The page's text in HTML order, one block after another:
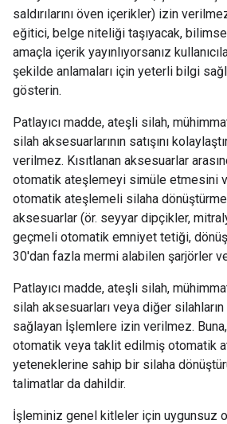
saldırılarını öven içerikler) izin
eğitici, belge niteliği taşıyacak,
amaçla içerik yayınlıyorsanız
şekilde anlamaları için yeterli bilgi
gösterin.
Patlayıcı madde, ateşli silah,
silah aksesuarlarının satışını
verilmez. Kısıtlanan aksesuarlar
otomatik ateşlemeyi simüle etmesini
otomatik ateşlemeli silaha
aksesuarlar (ör. seyyar dipçikler,
geçmeli otomatik emniyet tetiği,
30'dan fazla mermi alabilen şarjörler
Patlayıcı madde, ateşli silah,
silah aksesuarları veya diğer
sağlayan İşlemlere izin verilmez.
otomatik veya taklit edilmiş otomatik
yeteneklerine sahip bir silaha
talimatlar da dahildir.
İşleminiz genel kitleler için uygunsuz